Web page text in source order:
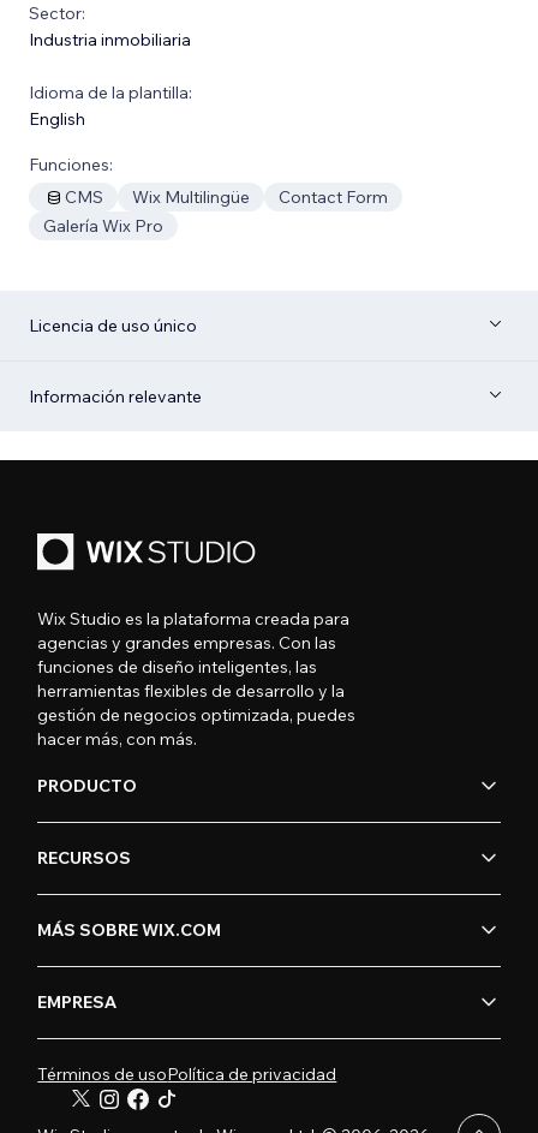
Sector:
Industria inmobiliaria
Idioma de la plantilla:
English
Funciones:
CMS
Wix Multilingüe
Contact Form
Galería Wix Pro
Licencia de uso único
Información relevante
Wix Studio es la plataforma creada para
agencias y grandes empresas. Con las
funciones de diseño inteligentes, las
herramientas flexibles de desarrollo y la
gestión de negocios optimizada, puedes
hacer más, con más.
PRODUCTO
RECURSOS
MÁS SOBRE WIX.COM
EMPRESA
Términos de usoPolítica de privacidad